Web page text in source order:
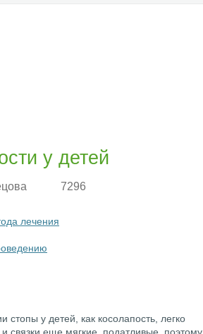
у детей
7296
лечения
у детей, как косолапость, легко